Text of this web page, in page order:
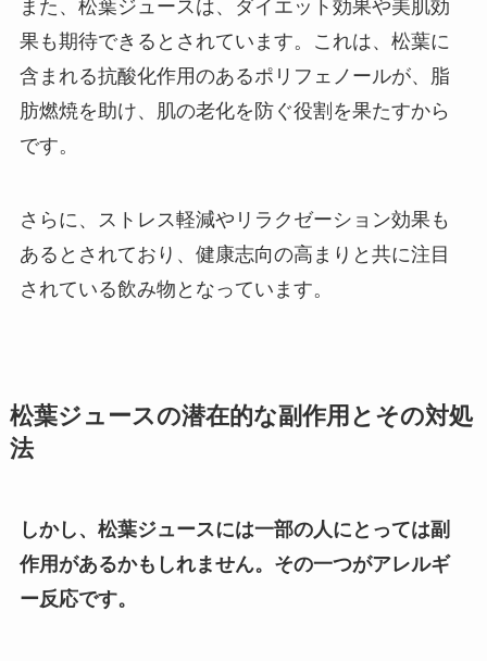
また、松葉ジュースは、ダイエット効果や美肌効
果も期待できるとされています。これは、松葉に
含まれる抗酸化作用のあるポリフェノールが、脂
肪燃焼を助け、肌の老化を防ぐ役割を果たすから
です。
さらに、ストレス軽減やリラクゼーション効果も
あるとされており、健康志向の高まりと共に注目
されている飲み物となっています。
松葉ジュースの潜在的な副作用とその対処
法
しかし、松葉ジュースには一部の人にとっては副
作用があるかもしれません。 その一つがアレルギ
ー反応です。